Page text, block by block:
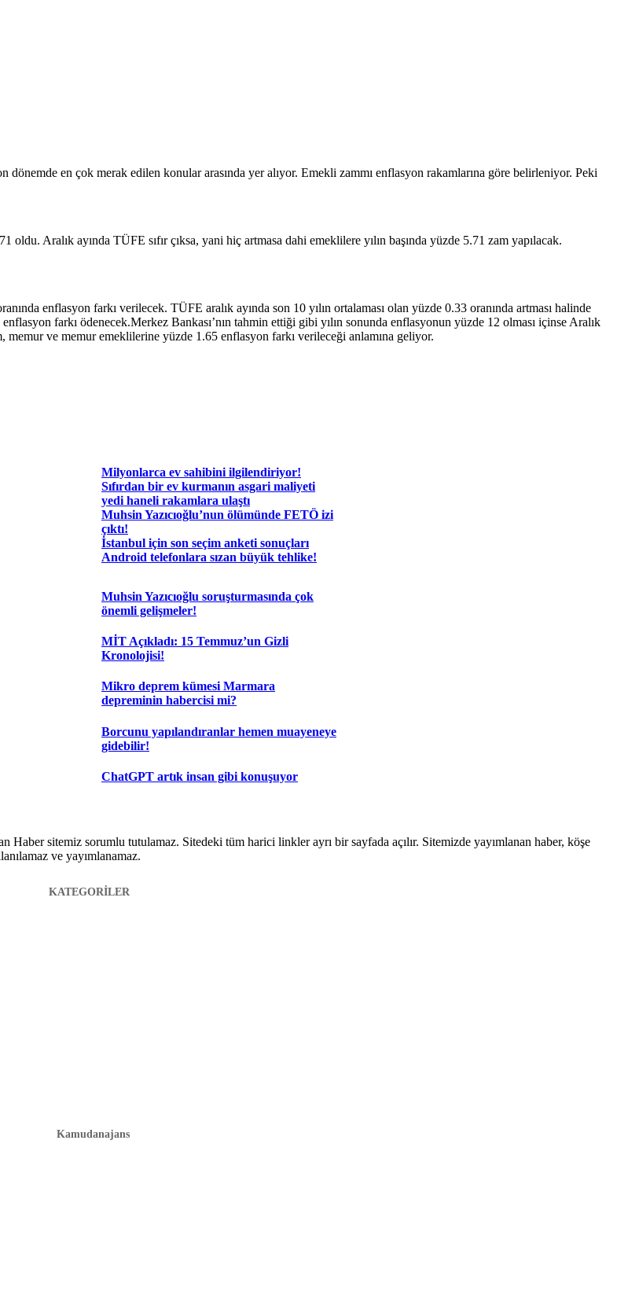
en çok merak edilen konular arasında yer alıyor. Emekli zammı enflasyon rakamlarına göre belirleniyor. Peki
Aralık ayında TÜFE sıfır çıksa, yani hiç artmasa dahi emeklilere yılın başında yüzde 5.71 zam yapılacak.
enflasyon farkı verilecek. TÜFE aralık ayında son 10 yılın ortalaması olan yüzde 0.33 oranında artması halinde
farkı ödenecek.Merkez Bankası’nın tahmin ettiği gibi yılın sonunda enflasyonun yüzde 12 olması içinse Aralık
ve memur emeklilerine yüzde 1.65 enflasyon farkı verileceği anlamına geliyor.
Milyonlarca ev sahibini ilgilendiriyor!
Sıfırdan bir ev kurmanın asgari maliyeti
yedi haneli rakamlara ulaştı
Muhsin Yazıcıoğlu’nun ölümünde FETÖ izi
çıktı!
İstanbul için son seçim anketi sonuçları
Android telefonlara sızan büyük tehlike!
Muhsin Yazıcıoğlu soruşturmasında çok
önemli gelişmeler!
MİT Açıkladı: 15 Temmuz’un Gizli
Kronolojisi!
Mikro deprem kümesi Marmara
depreminin habercisi mi?
Borcunu yapılandıranlar hemen muayeneye
gidebilir!
ChatGPT artık insan gibi konuşuyor
Haber sitemiz sorumlu tutulamaz. Sitedeki tüm harici linkler ayrı bir sayfada açılır. Sitemizde yayımlanan haber, köşe
ve yayımlanamaz.
KATEGORİLER
Kamudanajans